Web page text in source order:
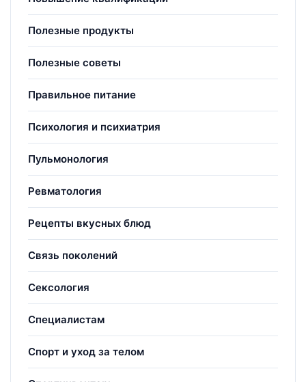
Полезные продукты
Полезные советы
Правильное питание
Психология и психиатрия
Пульмонология
Ревматология
Рецепты вкусных блюд
Связь поколений
Сексология
Специалистам
Спорт и уход за телом